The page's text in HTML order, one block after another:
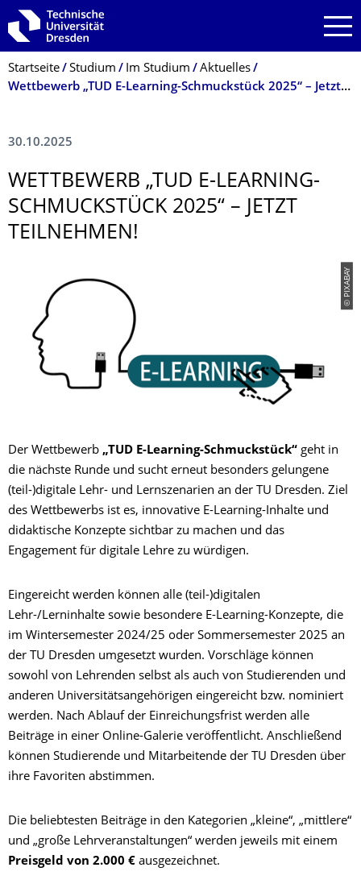
Zur Hauptnavigation springen
Zur Suche springen
Zum Inhalt springen
Breadcrumb-Menü
Startseite Studium Im Studium
Aktuelles
Wettbewerb „TUD E-Learning-Schmuckstück 2025“ – Jetzt teilnehmen!
30.10.2025
WETTBEWERB „TUD E-LEARNING-
SCHMUCKSTÜCK 2025“ – JETZT
TEILNEHMEN!
© PIXABAY
Der Wettbewerb „TUD E-Learning-Schmuckstück“ geht in
die nächste Runde und sucht erneut besonders gelungene
(teil-)digitale Lehr- und Lernszenarien an der TU Dresden. Ziel
des Wettbewerbs ist es, innovative E-Learning-Inhalte und
didaktische Konzepte sichtbar zu machen und das
Engagement für digitale Lehre zu würdigen.
Eingereicht werden können alle (teil-)digitalen
Lehr-/Lerninhalte sowie besondere E-Learning-Konzepte, die
im Wintersemester 2024/25 oder Sommersemester 2025 an
der TU Dresden umgesetzt wurden. Vorschläge können
sowohl von Lehrenden selbst als auch von Studierenden und
anderen Universitätsangehörigen eingereicht bzw. nominiert
werden. Nach Ablauf der Einreichungsfrist werden alle
Beiträge in einer Online-Galerie veröffentlicht. Anschließend
können Studierende und Mitarbeitende der TU Dresden über
ihre Favoriten abstimmen.
Die beliebtesten Beiträge in den Kategorien „kleine“, „mittlere“
und „große Lehrveranstaltungen“ werden jeweils mit einem
Preisgeld von 2.000 € ausgezeichnet.